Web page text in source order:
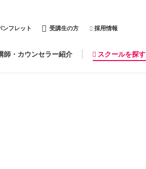
ンフレット 受講生の方 採用情報
師・カウンセラー紹介 スクールを探す